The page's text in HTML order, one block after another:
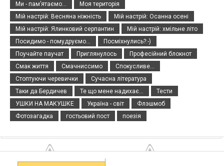
Ми - пам’ятаємо...
Моя територія
Мій настрій: Весняна ніжність
Мій настрій: Осанна осені
Мій настрій: Ялинковий серпантин
Мій настрій: хмільне літо
Посидимо - помудруємо...
Посміхнулись?:-)
Поучайте паучат
Приглянулось
Професійний блокнот
Смак життя
Смачниссимо
Спокусливе...
Стоптуючи черевички
Сучасна література
Таки да Бердичев
Те що мене надихає...
Тести
УШКИ НА МАКУШКЕ
Україна - світ
Флэшмоб
Фотозагадка
гостьовий пост поезія